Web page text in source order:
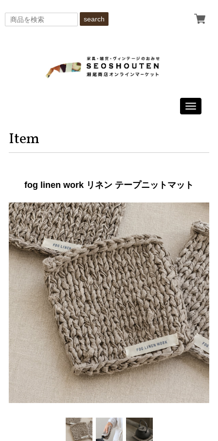
search
Toggle
Item
fog linen work リネン テープニットマット